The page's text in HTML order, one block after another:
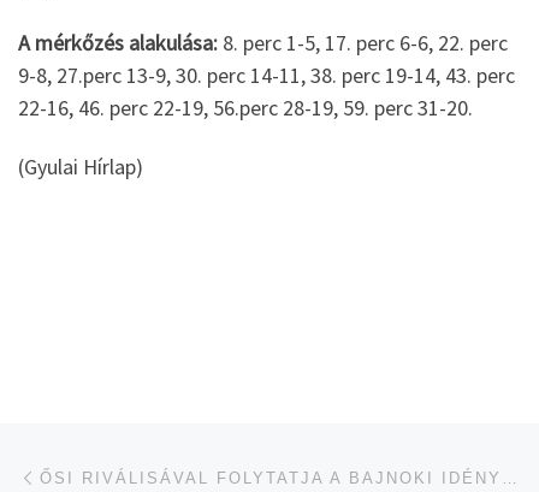
A mérkőzés alakulása: 8. perc 1-5, 17. perc 6-6, 22. perc
9-8, 27.perc 13-9, 30. perc 14-11, 38. perc 19-14, 43. perc
22-16, 46. perc 22-19, 56.perc 28-19, 59. perc 31-20.
(Gyulai Hírlap)
Navigálás a bejegyzések között